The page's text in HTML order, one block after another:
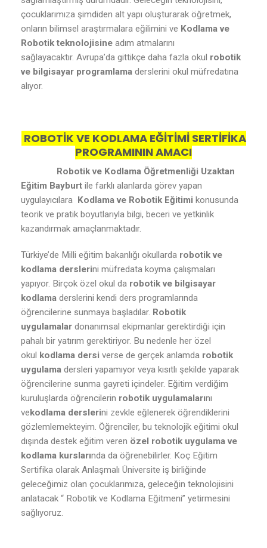
çocuklarımıza şimdiden alt yapı oluşturarak öğretmek,
onların bilimsel araştırmalara eğilimini ve Kodlama ve
Robotik teknolojisine adım atmalarını
sağlayacaktır. Avrupa’da gittikçe daha fazla okul robotik
ve bilgisayar programlama derslerini okul müfredatına
alıyor.
ROBOTİK VE KODLAMA EĞİTİMİ SERTİFİKA
PROGRAMININ AMACI
Robotik ve Kodlama Öğretmenliği Uzaktan
Eğitim Bayburt ile farklı alanlarda görev yapan
uygulayıcılara Kodlama ve Robotik Eğitimi konusunda
teorik ve pratik boyutlarıyla bilgi, beceri ve yetkinlik
kazandırmak amaçlanmaktadır.
Türkiye’de Milli eğitim bakanlığı okullarda robotik ve
kodlama derslerini müfredata koyma çalışmaları
yapıyor. Birçok özel okul da robotik ve bilgisayar
kodlama derslerini kendi ders programlarında
öğrencilerine sunmaya başladılar. Robotik
uygulamalar donanımsal ekipmanlar gerektirdiği için
pahalı bir yatırım gerektiriyor. Bu nedenle her özel
okul kodlama dersi verse de gerçek anlamda robotik
uygulama dersleri yapamıyor veya kısıtlı şekilde yaparak
öğrencilerine sunma gayreti içindeler. Eğitim verdiğim
kuruluşlarda öğrencilerin robotik uygulamalarını
vekodlama derslerini zevkle eğlenerek öğrendiklerini
gözlemlemekteyim. Öğrenciler, bu teknolojik eğitimi okul
dışında destek eğitim veren özel robotik uygulama ve
kodlama kurslarında da öğrenebilirler. Koç Eğitim
Sertifika olarak Anlaşmalı Üniversite iş birliğinde
geleceğimiz olan çocuklarımıza, geleceğin teknolojisini
anlatacak “ Robotik ve Kodlama Eğitmeni” yetirmesini
sağlıyoruz.